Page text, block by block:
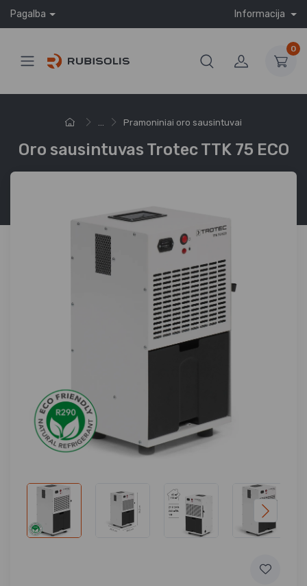
Pagalba Informacija
0
... Pramoniniai oro sausintuvai
Oro sausintuvas Trotec TTK 75 ECO